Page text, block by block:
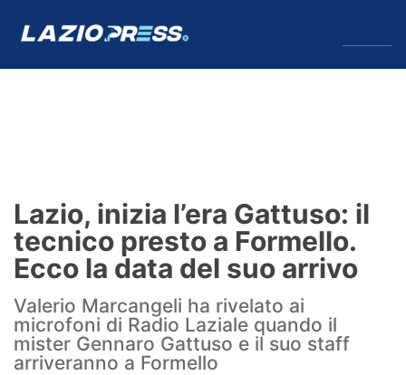
Formello
Infortuni
Primavera
Calciomercato
Lazio, inizia l’era Gattuso: il
tecnico presto a Formello.
Ecco la data del suo arrivo
Valerio Marcangeli ha rivelato ai
microfoni di Radio Laziale quando il
mister Gennaro Gattuso e il suo staff
arriveranno a Formello